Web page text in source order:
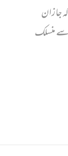
جازان
سے منسلک